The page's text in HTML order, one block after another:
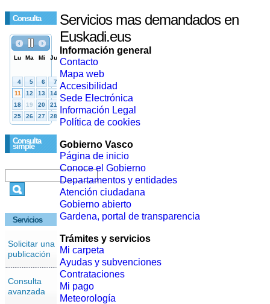
Consulta
Consulta
simple
Servicios
Solicitar una
publicación
Consulta
avanzada
Servicios mas demandados en
Euskadi.eus
Información general
Contacto
Mapa web
Accesibilidad
Sede Electrónica
Información Legal
Política de cookies
Gobierno Vasco
Página de inicio
Conoce el Gobierno
Departamentos y entidades
Atención ciudadana
Gobierno abierto
Gardena, portal de transparencia
Trámites y servicios
Mi carpeta
Ayudas y subvenciones
Contrataciones
Mi pago
Meteorología